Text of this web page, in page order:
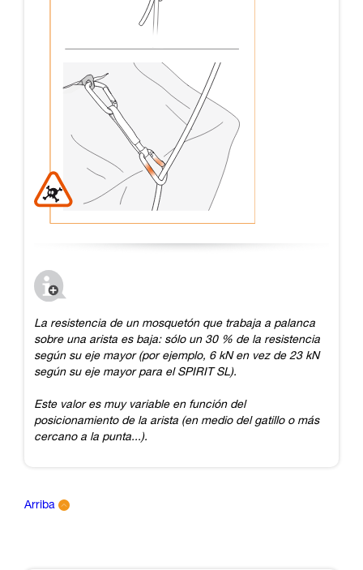
La resistencia de un mosquetón que trabaja a palanca
sobre una arista es baja: sólo un 30 % de la resistencia
según su eje mayor (por ejemplo, 6 kN en vez de 23 kN
según su eje mayor para el SPIRIT SL).
Este valor es muy variable en función del
posicionamiento de la arista (en medio del gatillo o más
cercano a la punta...).
Arriba